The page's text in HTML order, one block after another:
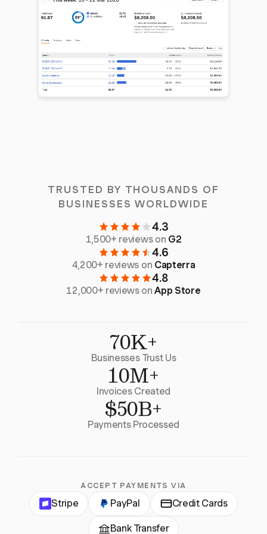
TRUSTED BY THOUSANDS OF
BUSINESSES WORLDWIDE
4.3
1,500+ reviews on G2
4.6
4,200+ reviews on Capterra
4.8
12,000+ reviews onApp Store
70K+
Businesses Trust Us
10M+
Invoices Created
$50B+
Payments Processed
ACCEPT PAYMENTS VIA
Stripe PayPal Credit Cards
Bank Transfer